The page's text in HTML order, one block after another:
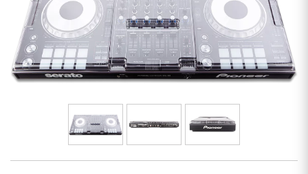
Synths & samplers
Home-studio
Hoofdtelefoon
Microfoon